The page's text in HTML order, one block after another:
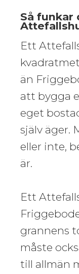
Så funkar
Ett
än
att bygga
eget
själv äger.
eller inte,
är.
Ett
grannens
måste
till allmän